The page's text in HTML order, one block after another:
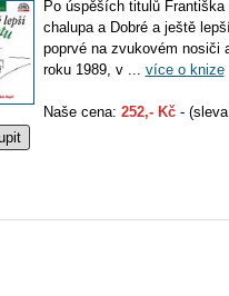
Po úspěších titulů
chalupa a Dobré a ještě
poprvé na zvukovém nosiči
roku 1989, v ... více o knize
Naše cena: 252,- Kč- (sleva